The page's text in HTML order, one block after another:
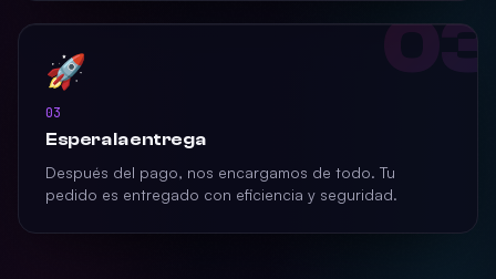
03
🚀
03
Espera la entrega
Después del pago, nos encargamos de todo. Tu
pedido es entregado con eficiencia y seguridad.